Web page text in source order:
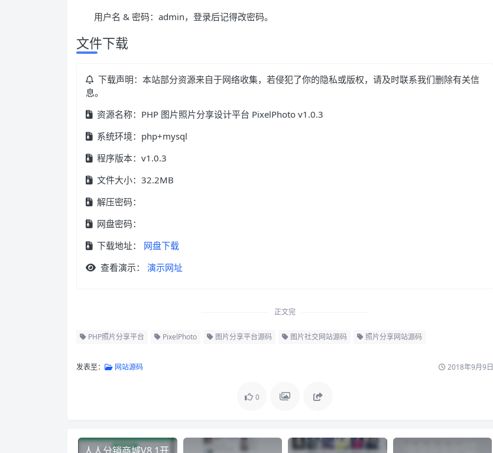
用户名 & 密码：admin，登录后记得改密码。
文件下载
下载声明：本站部分资源来自于网络收集，若侵犯了你的隐私或版权，请及时联系我们删除有关信
息。
资源名称：PHP 图片照片分享设计平台 PixelPhoto v1.0.3
系统环境：php+mysql
程序版本：v1.0.3
文件大小：32.2MB
解压密码：
网盘密码：
下载地址：
网盘下载
查看演示：
演示网址
正文完
PHP照片分享平台 PixelPhoto 图片分享平台源码 图片社交网站源码 照片分享网站源码
发表至： 网站源码 2018年9月9日
0